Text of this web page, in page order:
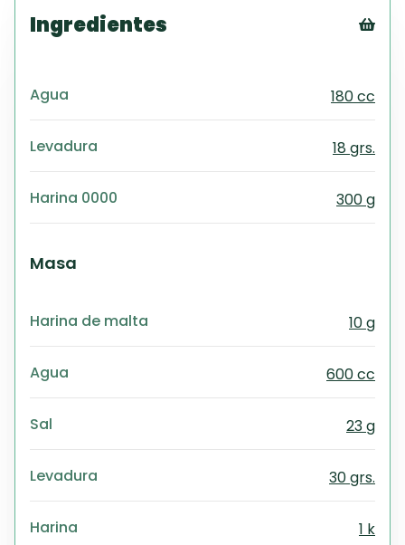
Ingredientes
Agua 180 cc
Levadura 18 grs.
Harina 0000 300 g
Masa
Harina de malta 10 g
Agua 600 cc
Sal 23 g
Levadura 30 grs.
Harina 1 k